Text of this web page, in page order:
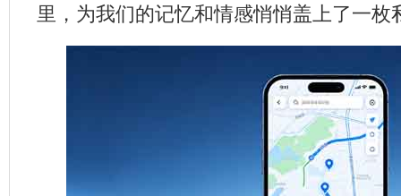
里，为我们的记忆和情感悄悄盖上了一枚